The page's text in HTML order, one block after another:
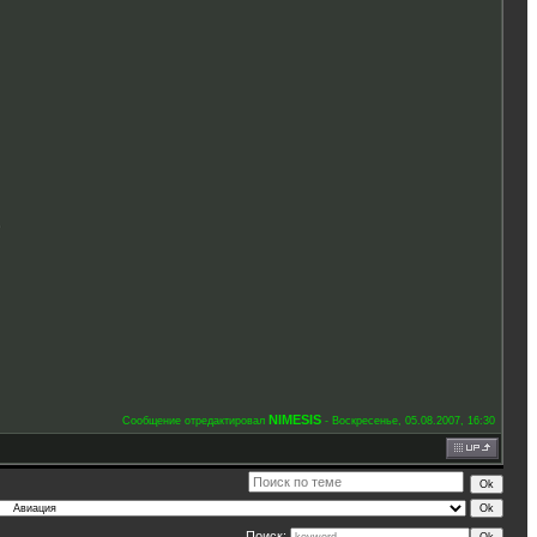
Сообщение отредактировал NIMESIS - Воскресенье, 05.08.2007, 16:30